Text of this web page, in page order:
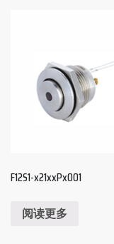
F12S1-x21xxPx001
阅读更多